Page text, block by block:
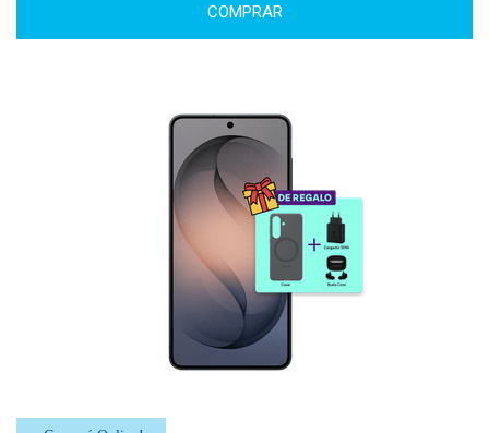
COMPRAR